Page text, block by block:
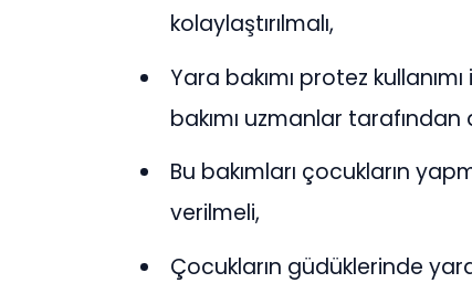
kolaylaştırılmalı,
Yara bakımı protez
bakımı uzmanlar tarafından
Bu bakımları çocukların
verilmeli,
Çocukların güdüklerinde